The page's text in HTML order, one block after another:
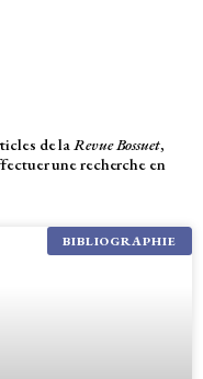
de laRevue Bossuet,
une recherche en
BIBLIOGRAPHIE